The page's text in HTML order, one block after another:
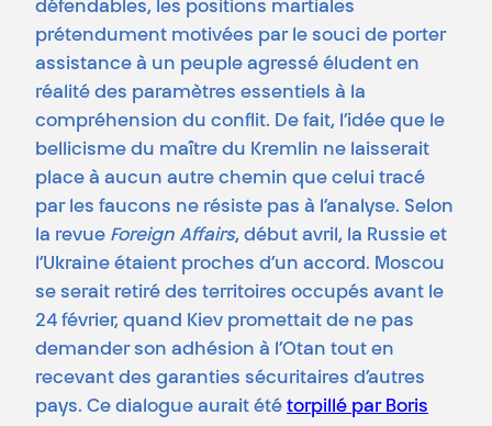
défendables, les positions martiales
prétendument motivées par le souci de porter
assistance à un peuple agressé éludent en
réalité des paramètres essentiels à la
compréhension du conflit. De fait, l’idée que le
bellicisme du maître du Kremlin ne laisserait
place à aucun autre chemin que celui tracé
par les faucons ne résiste pas à l’analyse. Selon
la revue Foreign Affairs, début avril, la Russie et
l’Ukraine étaient proches d’un accord. Moscou
se serait retiré des territoires occupés avant le
24 février, quand Kiev promettait de ne pas
demander son adhésion à l’Otan tout en
recevant des garanties sécuritaires d’autres
pays. Ce dialogue aurait été torpillé par Boris